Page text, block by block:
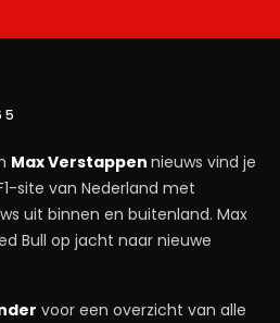
Max Verstappen nieuws vind je
site van Nederland met
uit binnen en buitenland. Max
Bull op jacht naar nieuwe
voor een overzicht van alle